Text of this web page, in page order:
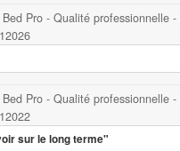
Pro - Qualité professionnelle
Pro - Qualité professionnelle
sur le long terme"